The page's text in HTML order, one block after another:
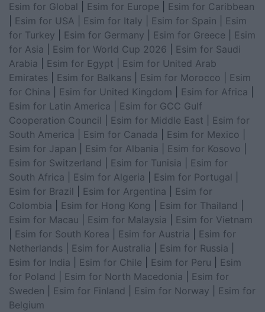
Esim for Global Esim for Europe
Esim for Caribbean
Esim for USA Esim for Italy Esim for Spain
Esim
for Turkey
Esim for Germany Esim for Greece
Esim
for Asia
Esim for World Cup 2026
Esim for Saudi
Arabia
Esim for Egypt
Esim for United Arab
Emirates
Esim for Balkans Esim for Morocco
Esim
for China
Esim for United Kingdom Esim for Africa
Esim for Latin America
Esim for GCC Gulf
Cooperation Council
Esim for Middle East
Esim for
South America
Esim for Canada Esim for Mexico
Esim for Japan
Esim for Albania Esim for Kosovo
Esim for Switzerland
Esim for Tunisia
Esim for
South Africa
Esim for Algeria Esim for Portugal
Esim for Brazil
Esim for Argentina
Esim for
Colombia
Esim for Hong Kong Esim for Thailand
Esim for Macau
Esim for Malaysia
Esim for Vietnam
Esim for South Korea Esim for Austria
Esim for
Netherlands
Esim for Australia Esim for Russia
Esim for India
Esim for Chile Esim for Peru
Esim
for Poland
Esim for North Macedonia
Esim for
Sweden
Esim for Finland Esim for Norway
Esim for
Belgium